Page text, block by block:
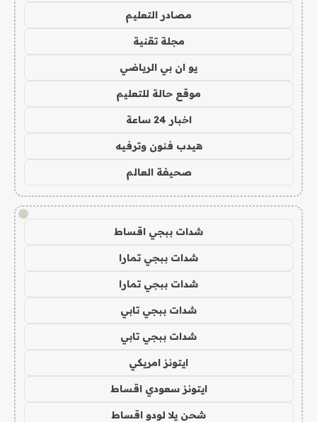
مصادر التعليم
مجلة تقنية
يو ان بي الرياضي
موقع حالة للتعليم
اخبار 24 ساعة
هيدب فنون وترفيه
صحيفة العالم
!
شدات ببجي اقساط
شدات ببجي تمارا
شدات ببجي تمارا
شدات ببجي تابي
شدات ببجي تابي
ايتونز امريكي
ايتونز سعودي اقساط
شحن يلا لودو اقساط